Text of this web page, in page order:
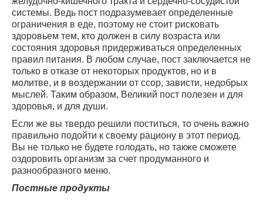
системы. Ведь пост подразумевает определенные
ограничения в еде, поэтому не стоит рисковать
здоровьем тем, кто должен в силу возраста или
состояния здоровья придерживаться определенных
правил питания. В любом случае, пост заключается не
только в отказе от некоторых продуктов, но и в
молитве, и в воздержании от ссор, зависти, недобрых
мыслей. Таким образом, Великий пост полезен и для
здоровья, и для души.
Если же вы твердо решили поститься, то очень важно
правильно подойти к своему рациону в этот период.
Вы не только не будете голодать, но также сможете
оздоровить организм за счет продуманного и
разнообразного меню.
Постные продукты